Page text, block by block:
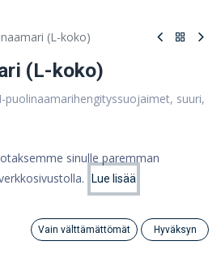
Lisää ostoskoriin
Category
(L-koko)
(L-koko)
puolinaamarihengityssuojaimet, suuri,
sinulle paremman
Lue lisää
Vain välttämättömät Hyväksyn